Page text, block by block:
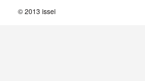
© 2013 issei